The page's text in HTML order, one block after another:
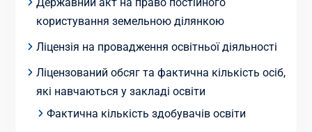
користування земельною ділянкою
Ліцензія на провадження освітньої діяльності
Ліцензований обсяг та фактична кількість осіб,
які навчаються у закладі освіти
Фактична кількість здобувачів освіти